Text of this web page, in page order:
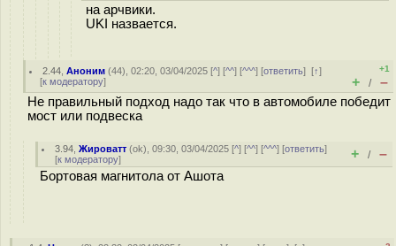
на арчвики.
UKI назвается.
2.44 ,Аноним (44), 02:20, 03/04/2025 [^] [^^] [^^^] [ответить][↑]
[к модератору]
+1
+ / –
Не правильный подход надо так что в автомобиле победит
мост или подвеска
3.94 ,Жироватт (ok), 09:30, 03/04/2025 [^] [^^] [^^^] [ответить]
[к модератору] + / –
Бортовая магнитола от Ашота